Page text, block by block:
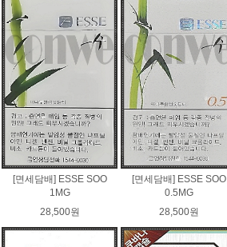
[면세담배] ESSE SOO
1MG
28,500원
[면세담배] ESSE SOO
0.5MG
28,500원